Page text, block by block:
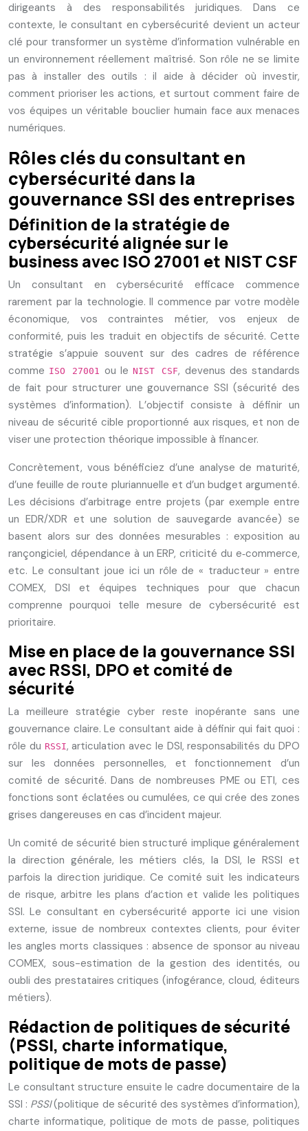
dirigeants à des responsabilités juridiques. Dans ce
contexte, le consultant en cybersécurité devient un acteur
clé pour transformer un système d’information vulnérable en
un environnement réellement maîtrisé. Son rôle ne se limite
pas à installer des outils : il aide à décider où investir,
comment prioriser les actions, et surtout comment faire de
vos équipes un véritable bouclier humain face aux menaces
numériques.
Rôles clés du consultant en
cybersécurité dans la
gouvernance SSI des entreprises
Définition de la stratégie de
cybersécurité alignée sur le
business avec ISO 27001 et NIST CSF
Un consultant en cybersécurité efficace commence
rarement par la technologie. Il commence par votre modèle
économique, vos contraintes métier, vos enjeux de
conformité, puis les traduit en objectifs de sécurité. Cette
stratégie s’appuie souvent sur des cadres de référence
comme ISO 27001 ou leNIST CSF, devenus des standards
de fait pour structurer une gouvernance SSI (sécurité des
systèmes d’information). L’objectif consiste à définir un
niveau de sécurité cible proportionné aux risques, et non de
viser une protection théorique impossible à financer.
Concrètement, vous bénéficiez d’une analyse de maturité,
d’une feuille de route pluriannuelle et d’un budget argumenté.
Les décisions d’arbitrage entre projets (par exemple entre
un EDR/XDR et une solution de sauvegarde avancée) se
basent alors sur des données mesurables : exposition au
rançongiciel, dépendance à un ERP, criticité du e‑commerce,
etc. Le consultant joue ici un rôle de « traducteur » entre
COMEX, DSI et équipes techniques pour que chacun
comprenne pourquoi telle mesure de cybersécurité est
prioritaire.
Mise en place de la gouvernance SSI
avec RSSI, DPO et comité de
sécurité
La meilleure stratégie cyber reste inopérante sans une
gouvernance claire. Le consultant aide à définir qui fait quoi :
rôle du RSSI, articulation avec le DSI, responsabilités du DPO
sur les données personnelles, et fonctionnement d’un
comité de sécurité. Dans de nombreuses PME ou ETI, ces
fonctions sont éclatées ou cumulées, ce qui crée des zones
grises dangereuses en cas d’incident majeur.
Un comité de sécurité bien structuré implique généralement
la direction générale, les métiers clés, la DSI, le RSSI et
parfois la direction juridique. Ce comité suit les indicateurs
de risque, arbitre les plans d’action et valide les politiques
SSI. Le consultant en cybersécurité apporte ici une vision
externe, issue de nombreux contextes clients, pour éviter
les angles morts classiques : absence de sponsor au niveau
COMEX, sous-estimation de la gestion des identités, ou
oubli des prestataires critiques (infogérance, cloud, éditeurs
métiers).
Rédaction de politiques de sécurité
(PSSI, charte informatique,
politique de mots de passe)
Le consultant structure ensuite le cadre documentaire de la
SSI : PSSI(politique de sécurité des systèmes d’information),
charte informatique, politique de mots de passe, politiques